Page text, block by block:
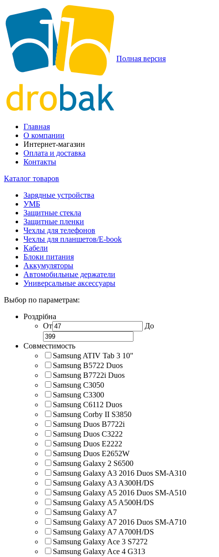
Полная версия
Главная
О компании
Интернет-магазин
Оплата и доставка
Контакты
Каталог товаров
Зарядные устройства
УМБ
Защитные стекла
Защитные пленки
Чехлы для телефонов
Чехлы для планшетов/E-book
Кабели
Блоки питания
Аккумуляторы
Автомобильные держатели
Универсальные аксессуары
Выбор по параметрам:
Роздрібна
От
До
Совместимость
Samsung ATIV Tab 3 10"
Samsung B5722 Duos
Samsung B7722i Duos
Samsung C3050
Samsung C3300
Samsung C6112 Duos
Samsung Corby II S3850
Samsung Duos B7722i
Samsung Duos C3222
Samsung Duos E2222
Samsung Duos E2652W
Samsung Galaxy 2 S6500
Samsung Galaxy A3 2016 Duos SM-A310
Samsung Galaxy A3 A300H/DS
Samsung Galaxy A5 2016 Duos SM-A510
Samsung Galaxy A5 A500H/DS
Samsung Galaxy A7
Samsung Galaxy A7 2016 Duos SM-A710
Samsung Galaxy A7 A700H/DS
Samsung Galaxy Ace 3 S7272
Samsung Galaxy Ace 4 G313